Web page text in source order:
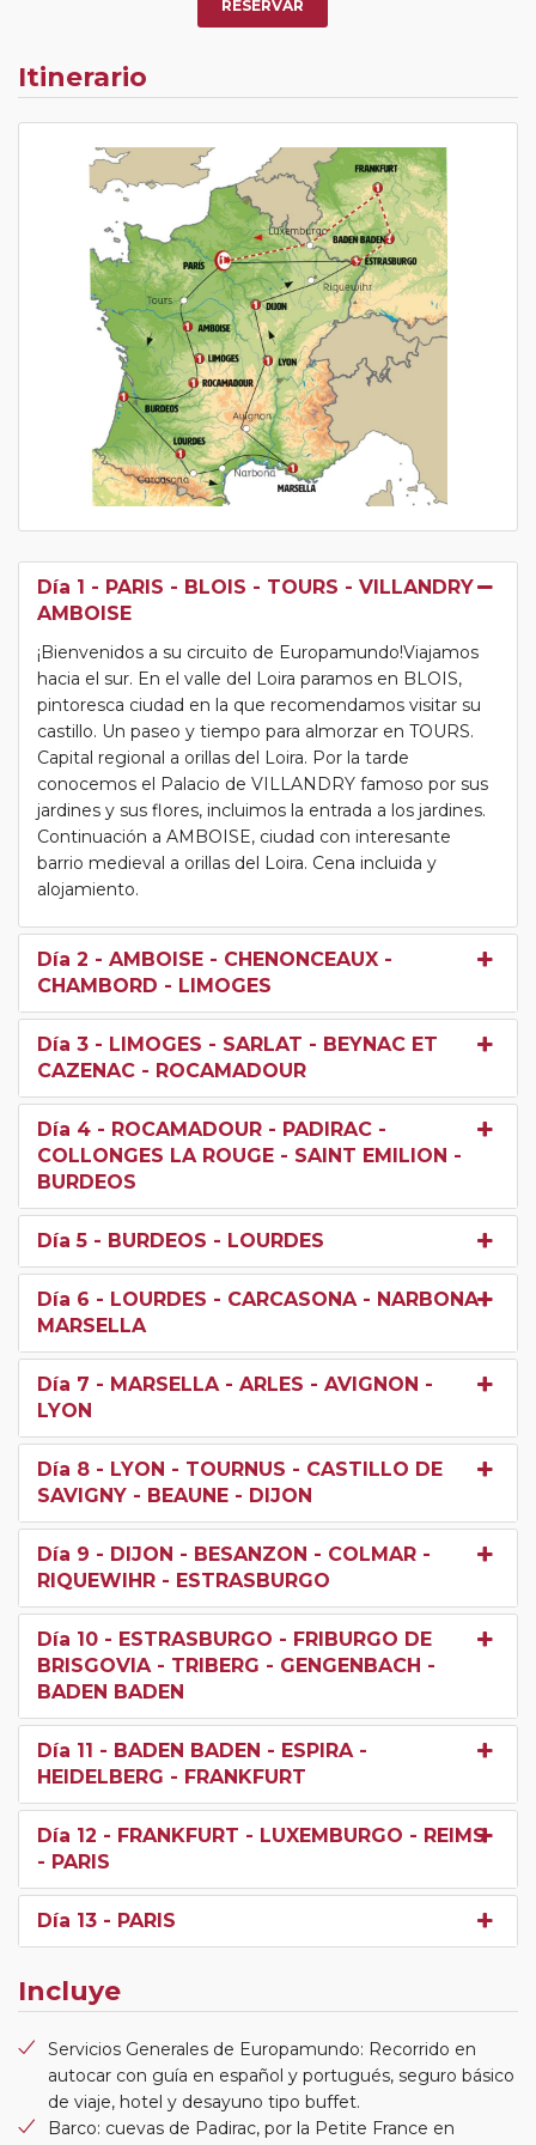
RESERVAR
Itinerario
Día 1 - PARIS - BLOIS - TOURS - VILLANDRY -
AMBOISE
¡Bienvenidos a su circuito de Europamundo!Viajamos
hacia el sur. En el valle del Loira paramos en BLOIS,
pintoresca ciudad en la que recomendamos visitar su
castillo. Un paseo y tiempo para almorzar en TOURS.
Capital regional a orillas del Loira. Por la tarde
conocemos el Palacio de VILLANDRY famoso por sus
jardines y sus flores, incluimos la entrada a los jardines.
Continuación a AMBOISE, ciudad con interesante
barrio medieval a orillas del Loira. Cena incluida y
alojamiento.
Día 2 - AMBOISE - CHENONCEAUX -
CHAMBORD - LIMOGES
Día 3 - LIMOGES - SARLAT - BEYNAC ET
CAZENAC - ROCAMADOUR
Día 4 - ROCAMADOUR - PADIRAC -
COLLONGES LA ROUGE - SAINT EMILION -
BURDEOS
Día 5 - BURDEOS - LOURDES
Día 6 - LOURDES - CARCASONA - NARBONA -
MARSELLA
Día 7 - MARSELLA - ARLES - AVIGNON -
LYON
Día 8 - LYON - TOURNUS - CASTILLO DE
SAVIGNY - BEAUNE - DIJON
Día 9 - DIJON - BESANZON - COLMAR -
RIQUEWIHR - ESTRASBURGO
Día 10 - ESTRASBURGO - FRIBURGO DE
BRISGOVIA - TRIBERG - GENGENBACH -
BADEN BADEN
Día 11 - BADEN BADEN - ESPIRA -
HEIDELBERG - FRANKFURT
Día 12 - FRANKFURT - LUXEMBURGO - REIMS
- PARIS
Día 13 - PARIS
Incluye
Servicios Generales de Europamundo: Recorrido en
autocar con guía en español y portugués, seguro básico
de viaje, hotel y desayuno tipo buffet.
Barco: cuevas de Padirac, por la Petite France en